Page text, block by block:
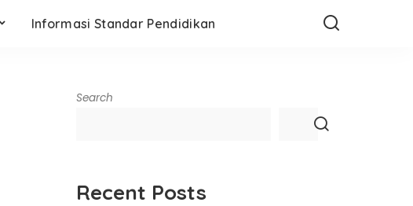
Informasi Standar Pendidikan
Search
Recent Posts